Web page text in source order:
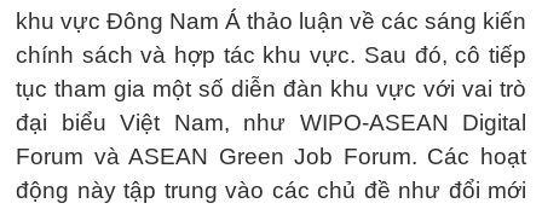
khu vực Đông Nam Á thảo luận về các sáng kiến
chính sách và hợp tác khu vực. Sau đó, cô tiếp
tục tham gia một số diễn đàn khu vực với vai trò
đại biểu Việt Nam, như WIPO-ASEAN Digital
Forum và ASEAN Green Job Forum. Các hoạt
động này tập trung vào các chủ đề như đổi mới